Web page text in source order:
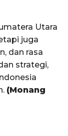
Utara
juga
dan rasa
strategi,
(Monang